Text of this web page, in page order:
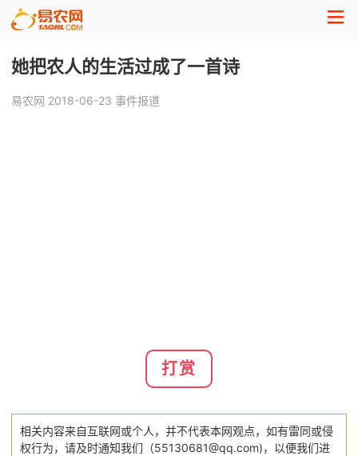
她把农人的生活过成了一首诗
易农网 2018-06-23 事件报道
打赏
相关内容来自互联网或个人，并不代表本网观点，如有雷同或侵
权行为，请及时通知我们（55130681@qq.com)，以便我们进